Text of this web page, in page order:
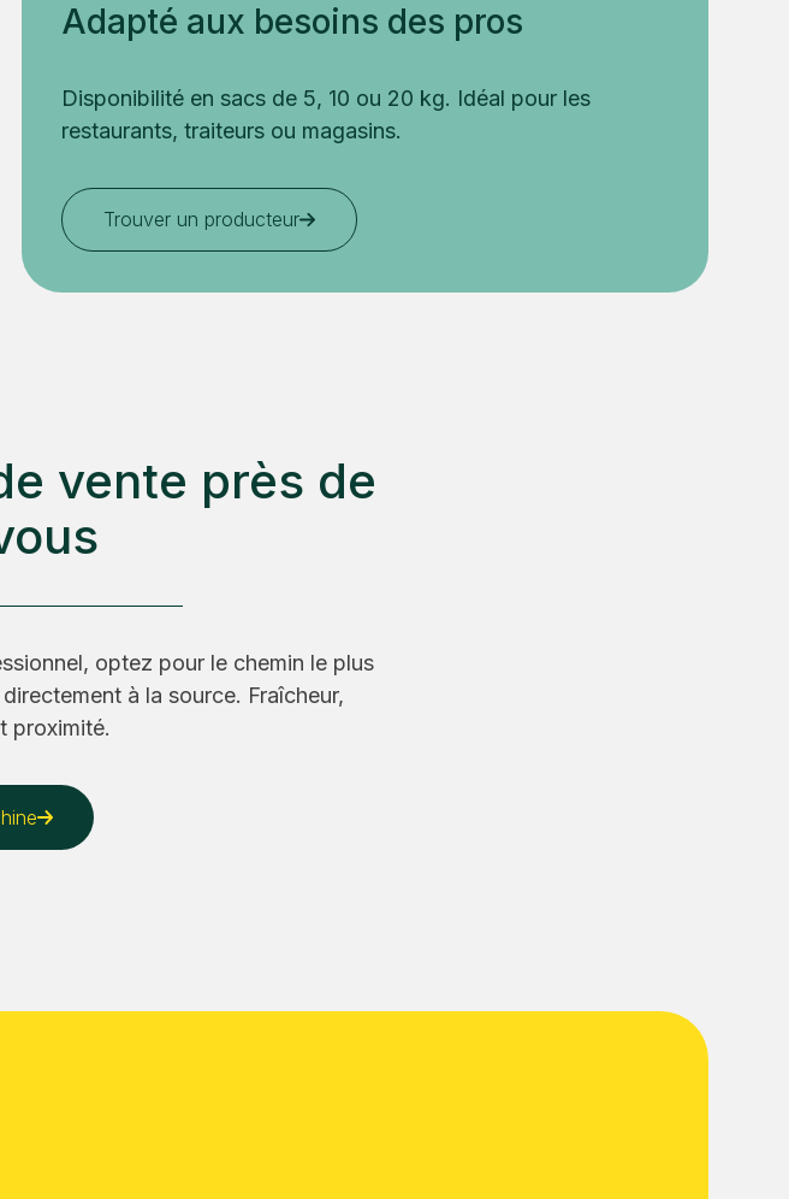
Adapté aux besoins des pros
Disponibilité en sacs de 5, 10 ou 20 kg. Idéal pour les
restaurants, traiteurs ou magasins.
Trouver un producteur
vente près de
optez pour le chemin le plus
à la source. Fraîcheur,
proximité.